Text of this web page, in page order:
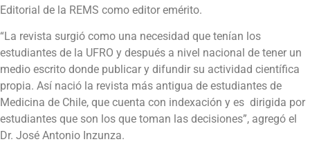
Editorial de la REMS como editor emérito.
“La revista surgió como una necesidad que tenían los
estudiantes de la UFRO y después a nivel nacional de tener un
medio escrito donde publicar y difundir su actividad científica
propia. Así nació la revista más antigua de estudiantes de
Medicina de Chile, que cuenta con indexación y es dirigida por
estudiantes que son los que toman las decisiones”, agregó el
Dr. José Antonio Inzunza.